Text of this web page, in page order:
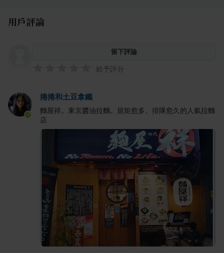
用戶評論
留下評論
給予評分
捲捲和土豆拿鐵
麵屋祥。東京醬油拉麵。規矩愈多、排隊愈久的人氣拉麵
店